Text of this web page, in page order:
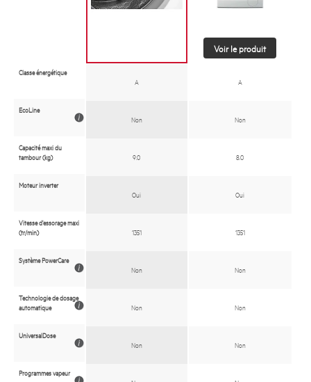
Classe énergétique
EcoLine
Capacité maxi du
tambour (kg)
Moteur inverter
Vitesse d'essorage maxi
(tr/min)
Système PowerCare
Technologie de dosage
automatique
UniversalDose
Programmes vapeur
A
Non
9.0
Oui
1351
Non
Non
Non
Voir le produit
A
Non
8.0
Oui
1351
Non
Non
Non